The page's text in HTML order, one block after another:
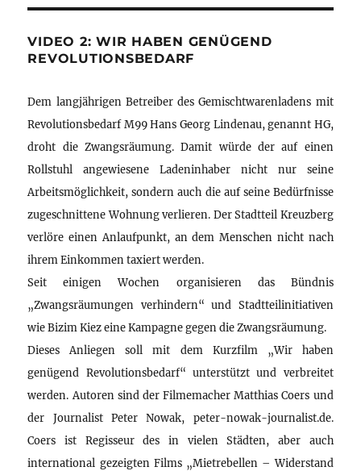
VIDEO 2: WIR HABEN GENÜGEND
REVOLUTIONSBEDARF
Dem langjährigen Betreiber des Gemischtwarenladens mit
Revolutionsbedarf M99 Hans Georg Lindenau, genannt HG,
droht die Zwangsräumung. Damit würde der auf einen
Rollstuhl angewiesene Ladeninhaber nicht nur seine
Arbeitsmöglichkeit, sondern auch die auf seine Bedürfnisse
zugeschnittene Wohnung verlieren. Der Stadtteil Kreuzberg
verlöre einen Anlaufpunkt, an dem Menschen nicht nach
ihrem Einkommen taxiert werden.
Seit einigen Wochen organisieren das Bündnis
„Zwangsräumungen verhindern“ und Stadtteilinitiativen
wie Bizim Kiez eine Kampagne gegen die Zwangsräumung.
Dieses Anliegen soll mit dem Kurzfilm „Wir haben
genügend Revolutionsbedarf“ unterstützt und verbreitet
werden. Autoren sind der Filmemacher Matthias Coers und
der Journalist Peter Nowak, peter-nowak-journalist.de.
Coers ist Regisseur des in vielen Städten, aber auch
international gezeigten Films „Mietrebellen – Widerstand